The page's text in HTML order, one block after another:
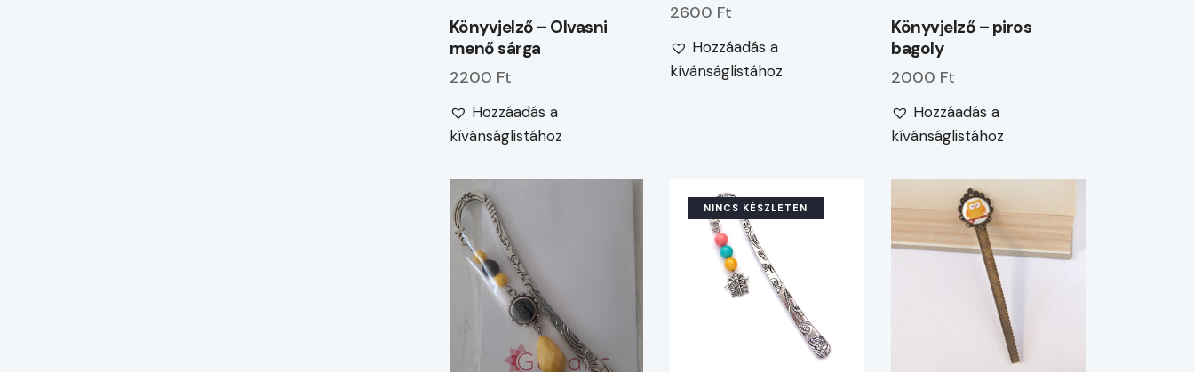
Könyvjelző – Olvasni
menő sárga
2200 Ft
Hozzáadás a
kívánságlistához
2600 Ft
Hozzáadás a
kívánságlistához
Könyvjelző – piros
bagoly
2000 Ft
Hozzáadás a
kívánságlistához
NINCS KÉSZLETEN